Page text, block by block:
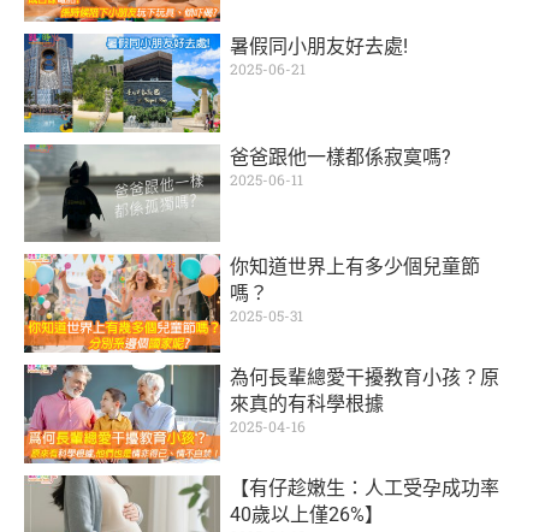
暑假同小朋友好去處!
2025-06-21
爸爸跟他一樣都係寂寞嗎?
2025-06-11
你知道世界上有多少個兒童節
嗎？
2025-05-31
為何長輩總愛干擾教育小孩？原
來真的有科學根據
2025-04-16
【有仔趁嫩生：人工受孕成功率
40歲以上僅26%】